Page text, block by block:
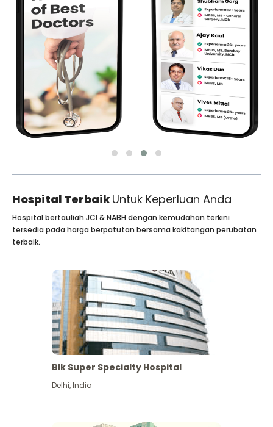
Hospital TerbaikUntuk Keperluan Anda
Hospital bertauliah JCI & NABH dengan kemudahan terkini
tersedia pada harga berpatutan bersama kakitangan perubatan
terbaik.
Blk Super Specialty Hospital
Delhi,India